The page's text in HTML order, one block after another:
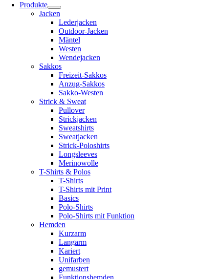
Produkte
Jacken
Lederjacken
Outdoor-Jacken
Mäntel
Westen
Wendejacken
Sakkos
Freizeit-Sakkos
Anzug-Sakkos
Sakko-Westen
Strick & Sweat
Pullover
Strickjacken
Sweatshirts
Sweatjacken
Strick-Poloshirts
Longsleeves
Merinowolle
T-Shirts & Polos
T-Shirts
T-Shirts mit Print
Basics
Polo-Shirts
Polo-Shirts mit Funktion
Hemden
Kurzarm
Langarm
Kariert
Unifarben
gemustert
Funktionshemden